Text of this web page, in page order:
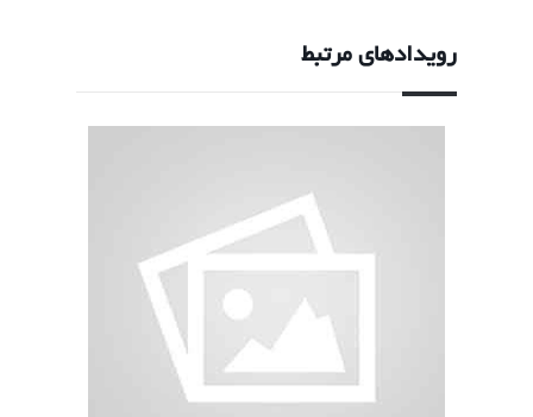
رویدادهای مرتبط